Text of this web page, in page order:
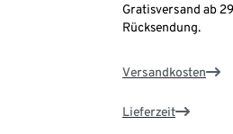
Gratisversand ab
Rücksendung.
Versandkosten
Lieferzeit